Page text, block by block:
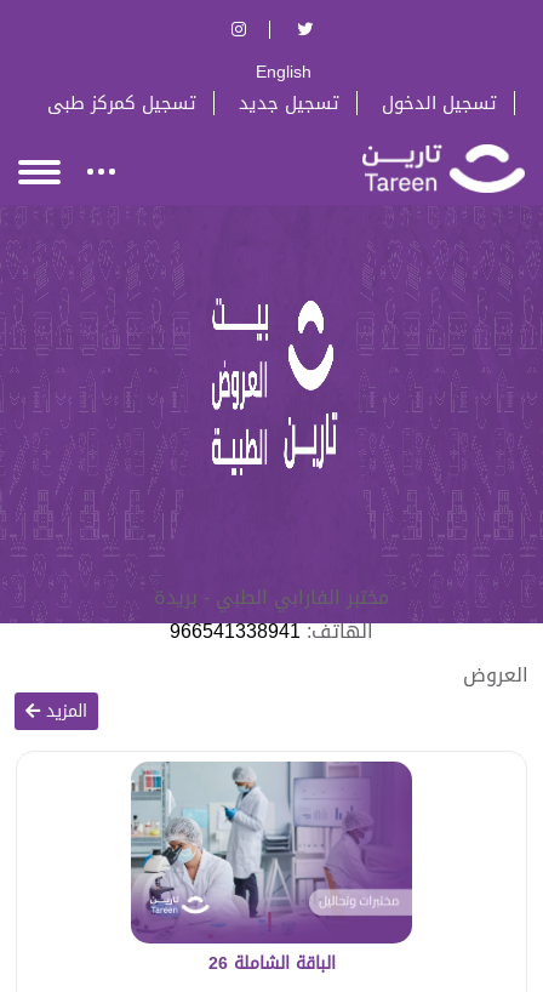
English
تسجيل الدخول تسجيل جديد تسجيل كمركز طبى
مختبر الفارابي الطبي - بريدة
الهاتف:966541338941
العروض
المزيد
الباقة الشاملة 26